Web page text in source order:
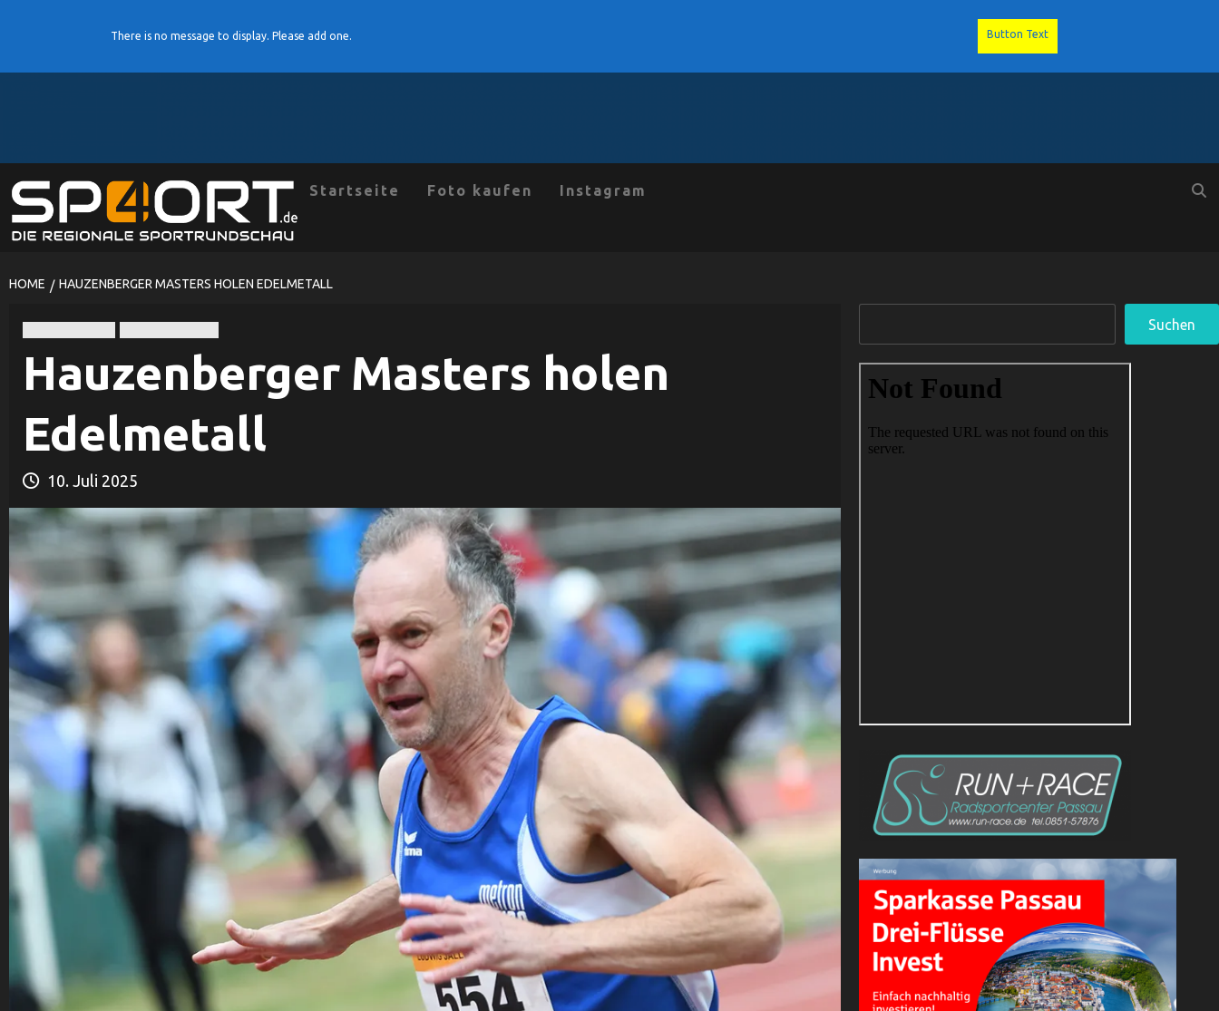
There is no message to display. Please add one. Button Text
Startseite Foto kaufen Instagram
HOME HAUZENBERGER MASTERS HOLEN EDELMETALL
Hauzenberger Masters holen
Edelmetall
10. Juli 2025
Suchen